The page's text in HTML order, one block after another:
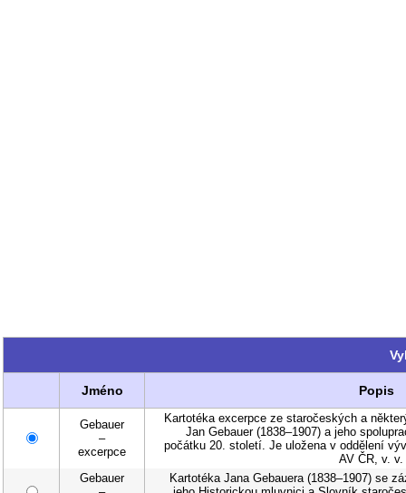
Jméno Popis
Gebauer
–
excerpce
Kartotéka excerpce ze staročeských a
Jan Gebauer (1838–1907) a jeho
počátku 20. století. Je uložena v oddělení
AV ČR, v.
Gebauer
Kartotéka Jana Gebauera (1838–1907) se